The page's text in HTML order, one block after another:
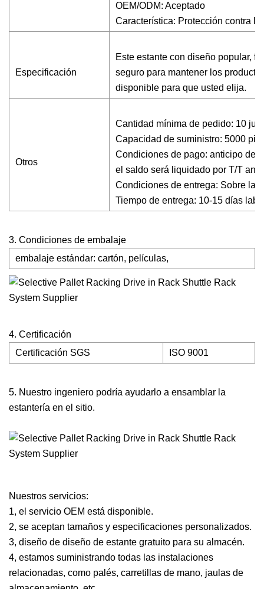
OEM/ODM: Aceptado
Característica: Protección contra la
Especificación
Este estante con diseño popular,
seguro para mantener los
disponible para que usted elija.
Otros
Cantidad mínima de pedido: 10
Capacidad de suministro: 5000
Condiciones de pago: anticipo del
el saldo será liquidado por T/T
Condiciones de entrega: Sobre la
Tiempo de entrega: 10-15 días
3. Condiciones de embalaje
embalaje estándar: cartón, películas,
4. Certificación
Certificación SGS
ISO 9001
5. Nuestro ingeniero podría ayudarlo a ensamblar la
estantería en el sitio.
Nuestros servicios:
1, el servicio OEM está disponible.
2, se aceptan tamaños y especificaciones personalizados.
3, diseño de diseño de estante gratuito para su almacén.
4, estamos suministrando todas las instalaciones
relacionadas, como palés, carretillas de mano, jaulas de